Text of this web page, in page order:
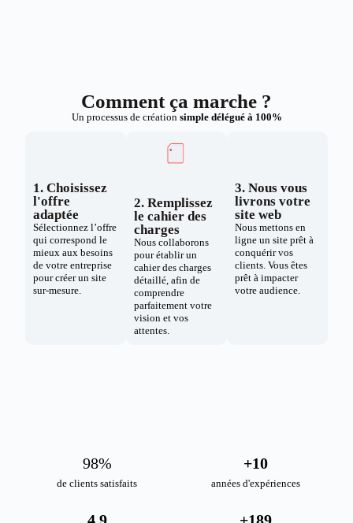
Comment ça marche ?
Un processus de création simple délégué à 100%
1. Choisissez
l'offre
adaptée
Sélectionnez l’offre
qui correspond le
mieux aux besoins
de votre entreprise
pour créer un site
sur-mesure.
2. Remplissez
le cahier des
charges
Nous collaborons
pour établir un
cahier des charges
détaillé, afin de
comprendre
parfaitement votre
vision et vos
attentes.
3. Nous vous
livrons votre
site web
Nous mettons en
ligne un site prêt à
conquérir vos
clients. Vous êtes
prêt à impacter
votre audience.
de clients satisfaits
98%
années d'expériences
+10